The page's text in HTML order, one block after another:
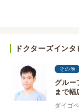
ドクターズイン
その他
グルー
まで幅
ダイゴ